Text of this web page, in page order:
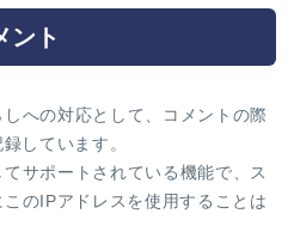
ント
への対応として、コメントの際
しています。
サポートされている機能で、ス
のIPアドレスを使用することは